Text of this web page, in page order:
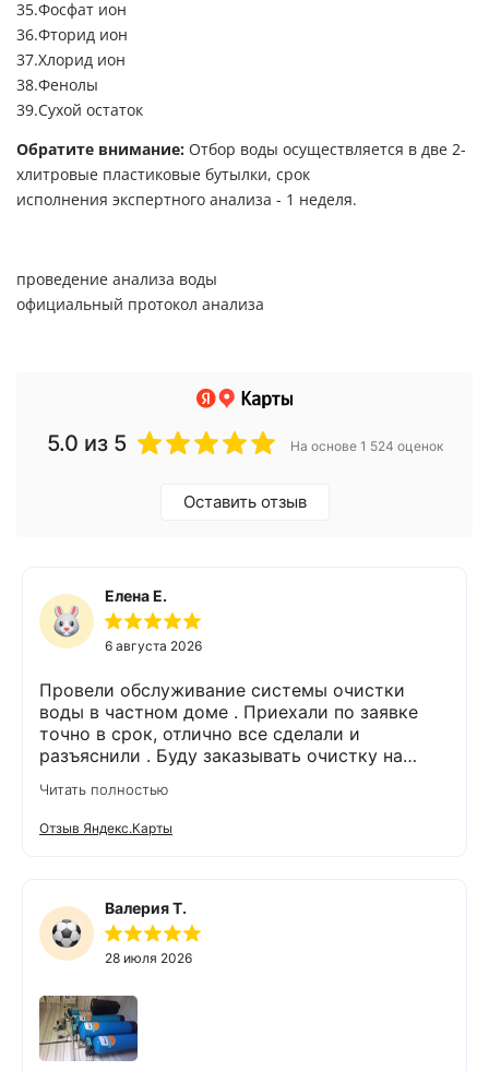
Фосфат ион
Фторид ион
Хлорид ион
Фенолы
Сухой остаток
Обратите внимание: Отбор воды осуществляется в две 2-
хлитровые пластиковые бутылки, срок
исполнения экспертного анализа - 1 неделя.
проведение анализа воды
официальный протокол анализа
5.0 из 5 На основе 1 524 оценок
Оставить отзыв
Елена Е.
6 августа 2026
Провели обслуживание системы очистки
воды в частном доме . Приехали по заявке
точно в срок, отлично все сделали и
разъяснили . Буду заказывать очистку на
Читать полностью
Отзыв Яндекс.Карты
Валерия Т.
28 июля 2026